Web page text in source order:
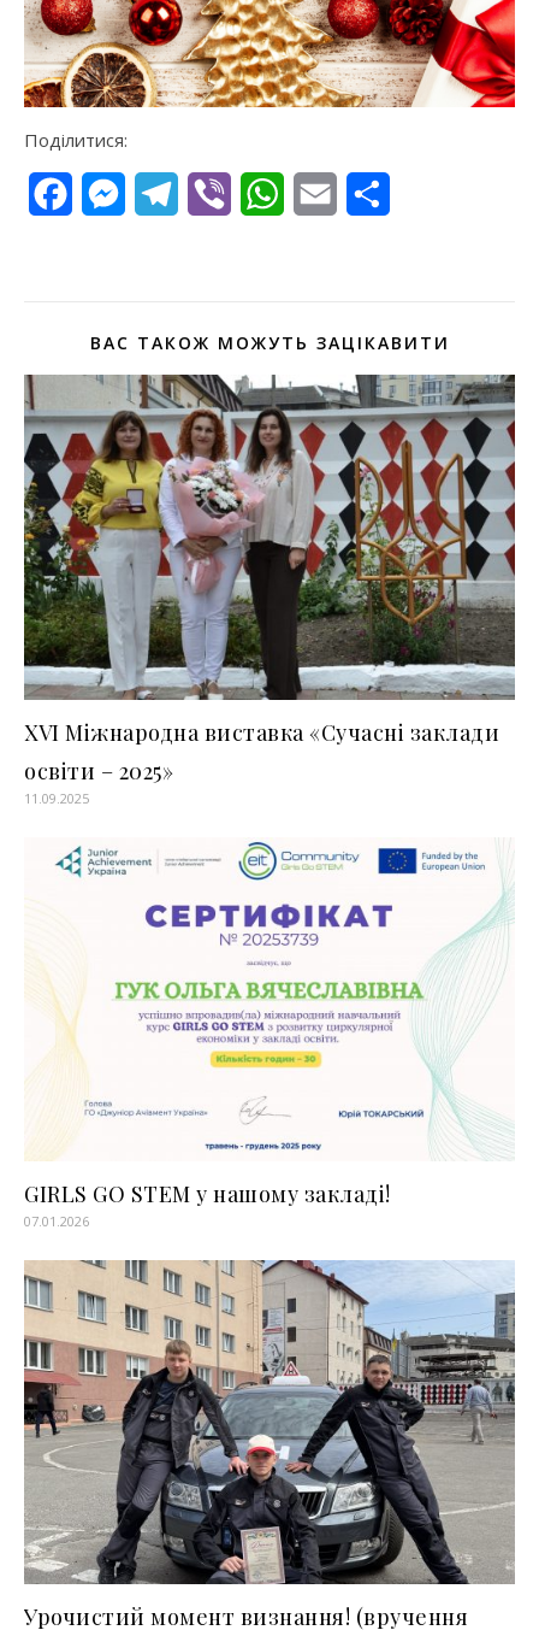
Поділитися:
FacebookMessengerTelegram
Viber WhatsApp
Email
ВАС ТАКОЖ МОЖУТЬ ЗАЦІКАВИТИ
XVI Міжнародна виставка «Сучасні заклади
освіти – 2025»
11.09.2025
GIRLS GO STEM у нашому закладі!
07.01.2026
Урочистий момент визнання! (вручення